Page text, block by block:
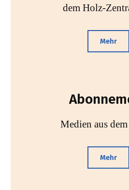
dem Holz-
Mehr
Medien aus
Mehr